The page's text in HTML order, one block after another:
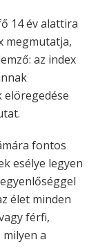
14 év alattira
megmutatja,
az index
elöregedése
fontos
esélye legyen
élet minden
férfi,
a